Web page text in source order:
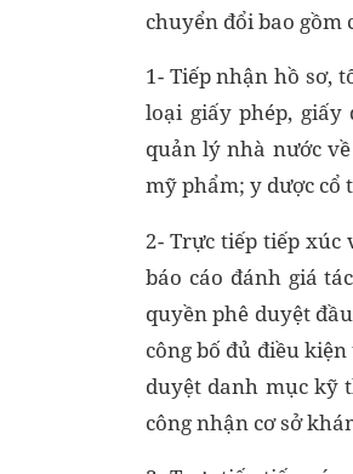
chuyển đổi bao gồm
1- Tiếp nhận hồ sơ,
loại giấy phép,
quản lý nhà nước
mỹ phẩm; y dược
2- Trực tiếp tiếp
báo cáo đánh giá
quyền phê duyệt
công bố đủ điều
duyệt danh mục kỹ
công nhận cơ sở